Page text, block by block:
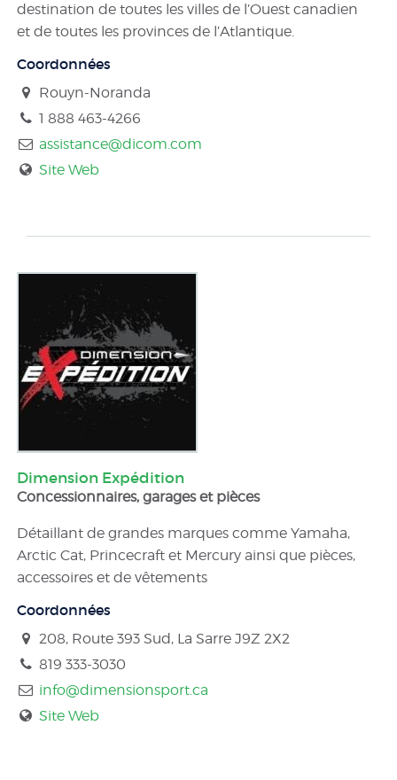
destination de toutes les villes de l’Ouest canadien
et de toutes les provinces de l’Atlantique.
Coordonnées
Rouyn-Noranda
1 888 463-4266
assistance@dicom.com
Site Web
Dimension Expédition
Concessionnaires, garages et pièces
Détaillant de grandes marques comme Yamaha,
Arctic Cat, Princecraft et Mercury ainsi que pièces,
accessoires et de vêtements
Coordonnées
208, Route 393 Sud, La Sarre J9Z 2X2
819 333-3030
info@dimensionsport.ca
Site Web